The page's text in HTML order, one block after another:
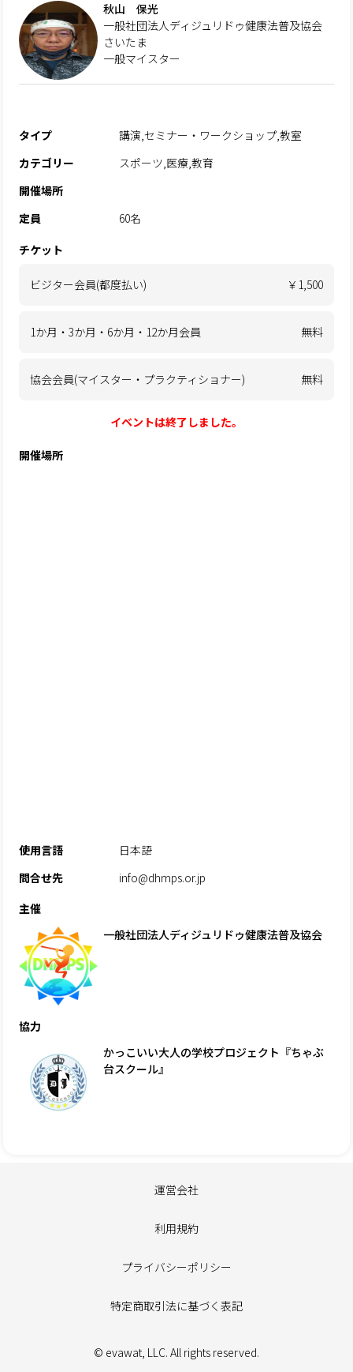
秋山 保光
一般社団法人ディジュリドゥ健康法普及協会
さいたま
一般マイスター
タイプ
講演,セミナー・ワークショップ,教室
カテゴリー
スポーツ,医療,教育
開催場所
定員
60名
チケット
ビジター会員(都度払い) ￥1,500
1か月・3か月・6か月・12か月会員 無料
協会会員(マイスター・プラクティショナー) 無料
イベントは終了しました。
開催場所
使用言語
日本語
問合せ先
info@dhmps.or.jp
主催
一般社団法人ディジュリドゥ健康法普及協会
協力
かっこいい大人の学校プロジェクト『ちゃぶ
台スクール』
運営会社
利用規約
プライバシーポリシー
特定商取引法に基づく表記
© evawat, LLC. All rights reserved.